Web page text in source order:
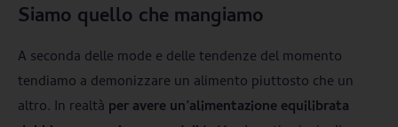
Siamo quello che mangiamo
A seconda delle mode e delle tendenze del momento
tendiamo a demonizzare un alimento piuttosto che un
altro. In realtà per avere un’alimentazione equilibrata